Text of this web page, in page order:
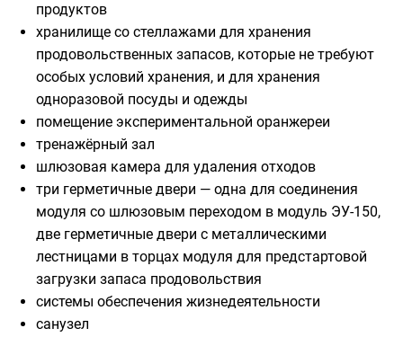
продуктов
хранилище со стеллажами для хранения
продовольственных запасов, которые не требуют
особых условий хранения, и для хранения
одноразовой посуды и одежды
помещение экспериментальной оранжереи
тренажёрный зал
шлюзовая камера для удаления отходов
три герметичные двери — одна для соединения
модуля со шлюзовым переходом в модуль ЭУ-150,
две герметичные двери с металлическими
лестницами в торцах модуля для предстартовой
загрузки запаса продовольствия
системы обеспечения жизнедеятельности
санузел